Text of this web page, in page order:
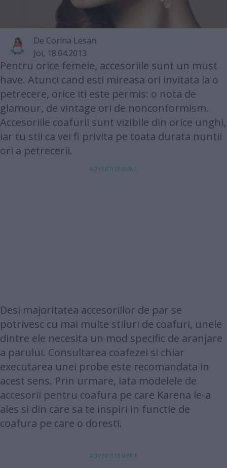
De Corina Lesan
Joi, 18.04.2013
Pentru orice femeie, accesoriile sunt un must
have. Atunci cand esti mireasa ori invitata la o
petrecere, orice iti este permis: o nota de
glamour, de vintage ori de nonconformism.
Accesoriile coafurii sunt vizibile din orice unghi,
iar tu stii ca vei fi privita pe toata durata nuntii
ori a petrecerii.
Desi majoritatea accesoriilor de par se
potrivesc cu mai multe stiluri de coafuri, unele
dintre ele necesita un mod specific de aranjare
a parului. Consultarea coafezei si chiar
executarea unei probe este recomandata in
acest sens. Prin urmare, iata modelele de
accesorii pentru coafura pe care Karena le-a
ales si din care sa te inspiri in functie de
coafura pe care o doresti.